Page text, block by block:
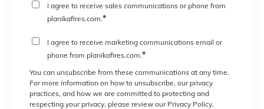
I agree to receive sales communications or phone from
planikafires.com.*
I agree to receive marketing communications email or
phone from planikafires.com.*
You can unsubscribe from these communications at any time.
For more information on how to unsubscribe, our privacy
practices, and how we are committed to protecting and
respecting your privacy, please review our Privacy Policy.